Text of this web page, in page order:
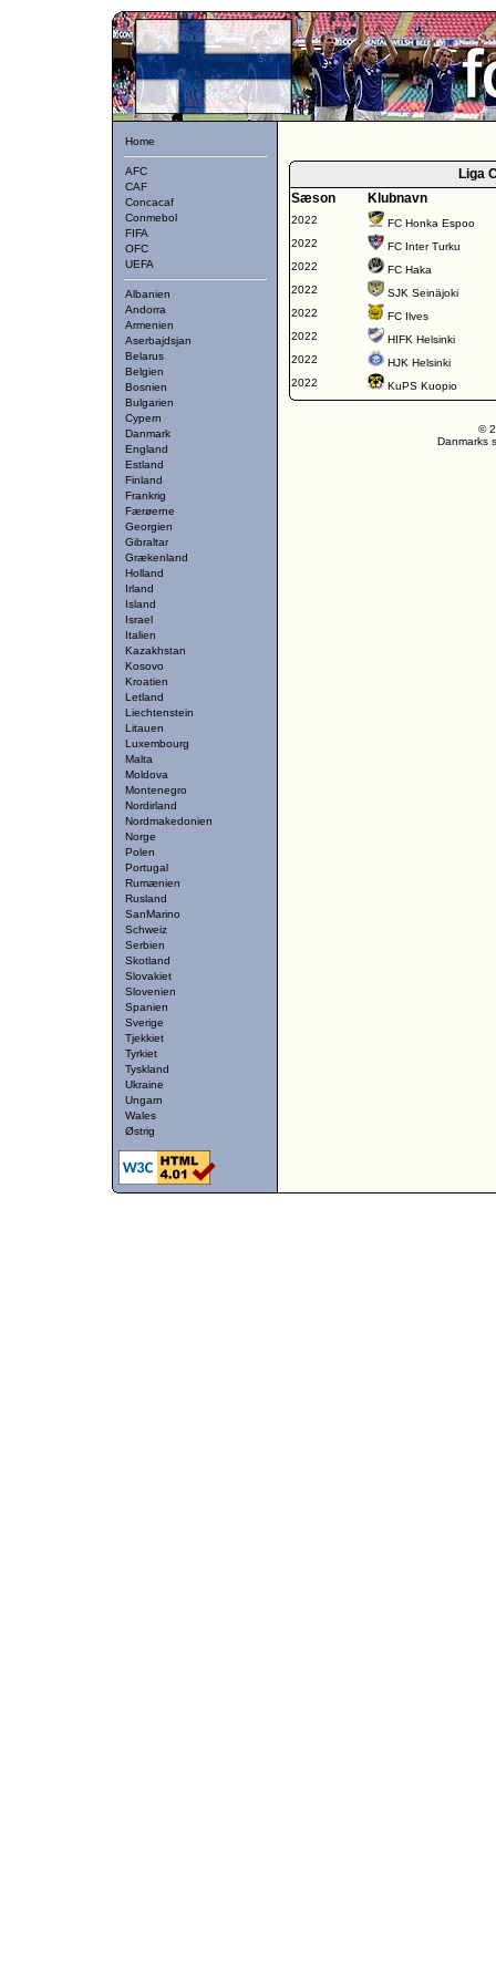
Home
AFC
CAF
Concacaf
Conmebol
FIFA
OFC
UEFA
Albanien
Andorra
Armenien
Aserbajdsjan
Belarus
Belgien
Bosnien
Bulgarien
Cypern
Danmark
England
Estland
Finland
Frankrig
Færøerne
Georgien
Gibraltar
Grækenland
Holland
Irland
Island
Israel
Italien
Kazakhstan
Kosovo
Kroatien
Letland
Liechtenstein
Litauen
Luxembourg
Malta
Moldova
Montenegro
Nordirland
Nordmakedonien
Norge
Polen
Portugal
Rumænien
Rusland
SanMarino
Schweiz
Serbien
Skotland
Slovakiet
Slovenien
Spanien
Sverige
Tjekkiet
Tyrkiet
Tyskland
Ukraine
Ungarn
Wales
Østrig
Liga
Sæson
Klubnavn
2022
FC Honka Espoo
2022
FC Inter Turku
2022
FC Haka
2022
SJK Seinäjoki
2022
FC Ilves
2022
HIFK Helsinki
2022
HJK Helsinki
2022
KuPS Kuopio
©
Danmarks